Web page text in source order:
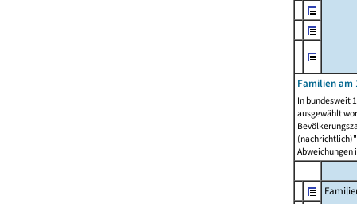
Familien am
In bundesweit
ausgewählt
Abweichungen